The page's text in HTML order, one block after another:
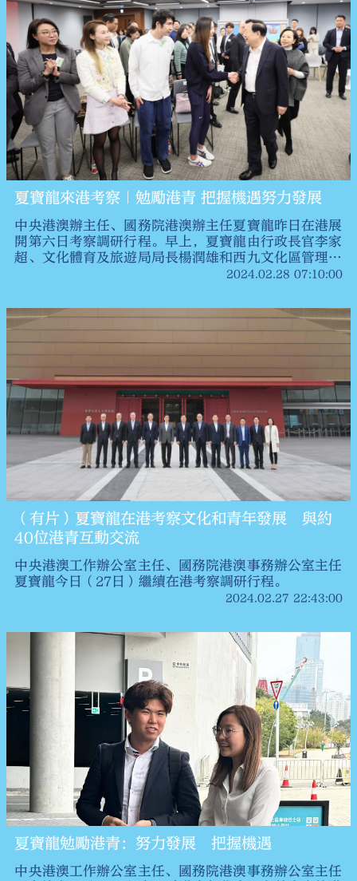
夏寶龍來港考察｜勉勵港青 把握機遇努力發展
中央港澳辦主任、國務院港澳辦主任夏寶龍昨日在港展
開第六日考察調研行程。早上，夏寶龍由行政長官李家
超、文化體育及旅遊局局長楊潤雄和西九文化區管理局
董事局主席唐英年陪同，到位於西九文化區的香港故宮
華文化的工作。其後，夏寶龍在香港故宮文化博物館與
約40位香港青年互動交流。
2024.02.28 07:10:00
（有片）夏寶龍在港考察文化和青年發展 與約
40位港青互動交流
中央港澳工作辦公室主任、國務院港澳事務辦公室主任
夏寶龍今日（27日）繼續在港考察調研行程。
2024.02.27 22:43:00
夏寶龍勉勵港青：努力發展 把握機遇
中央港澳工作辦公室主任、國務院港澳事務辦公室主任